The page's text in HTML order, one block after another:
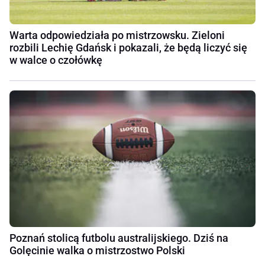
Warta odpowiedziała po mistrzowsku. Zieloni
rozbili Lechię Gdańsk i pokazali, że będą liczyć się
w walce o czołówkę
Poznań stolicą futbolu australijskiego. Dziś na
Golęcinie walka o mistrzostwo Polski